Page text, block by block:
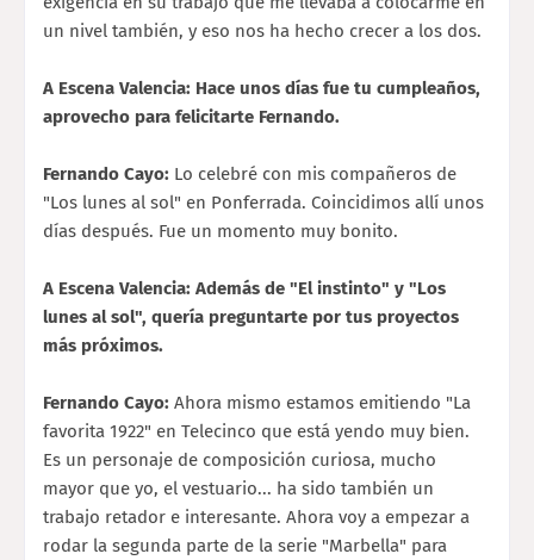
un nivel también, y eso nos ha hecho crecer a los dos.
A Escena Valencia: Hace unos días fue tu cumpleaños,
aprovecho para felicitarte Fernando.
Fernando Cayo: Lo celebré con mis compañeros de
"Los lunes al sol" en Ponferrada. Coincidimos allí unos
días después. Fue un momento muy bonito.
A Escena Valencia: Además de "El instinto" y "Los
lunes al sol", quería preguntarte por tus proyectos
más próximos.
Fernando Cayo: Ahora mismo estamos emitiendo "La
favorita 1922" en Telecinco que está yendo muy bien.
Es un personaje de composición curiosa, mucho
mayor que yo, el vestuario... ha sido también un
trabajo retador e interesante. Ahora voy a empezar a
rodar la segunda parte de la serie "Marbella" para